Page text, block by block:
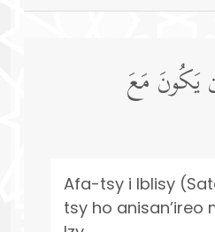
یَكُونَ مَعَ
Afa-tsy i Iblisy
tsy ho anisan’ireo